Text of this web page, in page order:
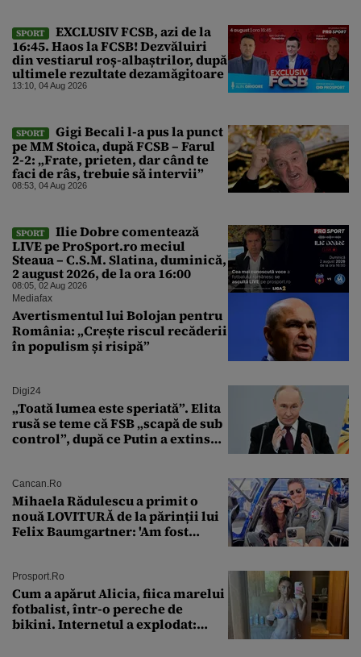
SPORT
EXCLUSIV FCSB, azi de la
16:45. Haos la FCSB! Dezvăluiri
din vestiarul roș-albaștrilor, după
ultimele rezultate dezamăgitoare
13:10, 04 Aug 2026
SPORT
Gigi Becali l-a pus la punct
pe MM Stoica, după FCSB – Farul
2-2: „Frate, prieten, dar când te
faci de râs, trebuie să intervii”
08:53, 04 Aug 2026
SPORT
Ilie Dobre comentează
LIVE pe ProSport.ro meciul
Steaua – C.S.M. Slatina, duminică,
2 august 2026, de la ora 16:00
08:05, 02 Aug 2026
Mediafax
Avertismentul lui Bolojan pentru
România: „Crește riscul recăderii
în populism și risipă”
Digi24
„Toată lumea este speriată”. Elita
rusă se teme că FSB „scapă de sub
control”, după ce Putin a extins
Cancan.ro
Mihaela Rădulescu a primit o
nouă LOVITURĂ de la părinții lui
Felix Baumgartner: 'Am fost
Prosport.ro
Cum a apărut Alicia, fiica marelui
fotbalist, într-o pereche de
bikini. Internetul a explodat: